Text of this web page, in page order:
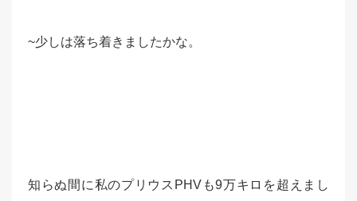
~少しは落ち着きましたかな。
知らぬ間に私のプリウスPHVも9万キロを超えまし